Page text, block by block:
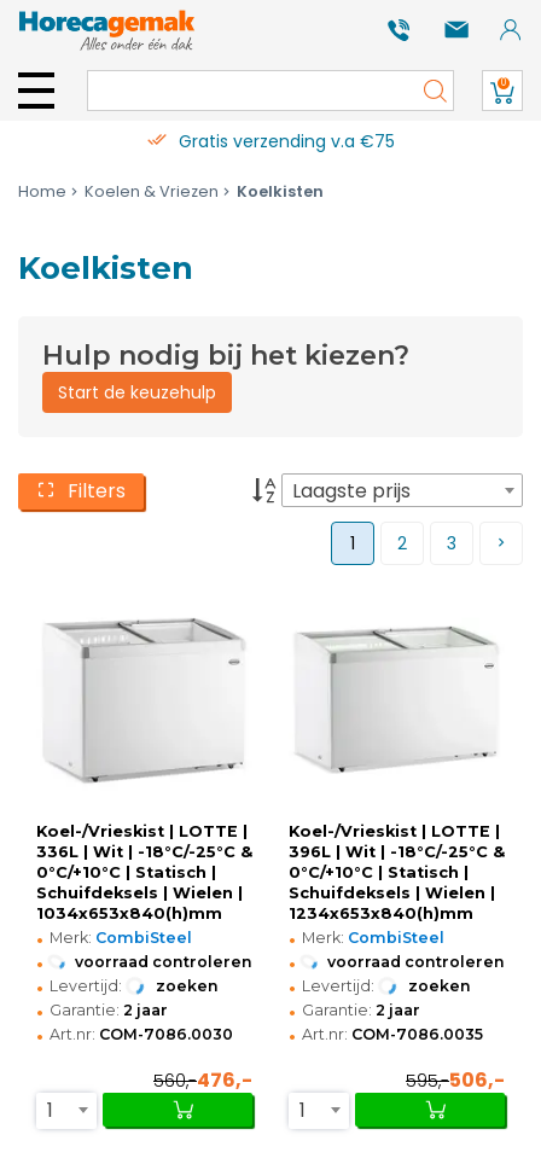
0
Gratis verzending v.a €75
Home Koelen & Vriezen Koelkisten
Koelkisten
Hulp nodig bij het kiezen?
Start de keuzehulp
Filters Laagste prijs
1 2 3
Koel-/Vrieskist | LOTTE |
336L | Wit | -18°C/-25°C &
0°C/+10°C | Statisch |
Schuifdeksels | Wielen |
1034x653x840(h)mm
• Merk: CombiSteel
• voorraad controleren
• Levertijd: zoeken
• Garantie: 2 jaar
• Art.nr: COM-7086.0030
560,-476,-
1
Koel-/Vrieskist | LOTTE |
396L | Wit | -18°C/-25°C &
0°C/+10°C | Statisch |
Schuifdeksels | Wielen |
1234x653x840(h)mm
• Merk: CombiSteel
• voorraad controleren
• Levertijd: zoeken
• Garantie: 2 jaar
• Art.nr: COM-7086.0035
595,-506,-
1